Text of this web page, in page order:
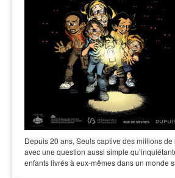
Depuis 20 ans, Seuls captive des millions
avec une question aussi simple
enfants livrés à eux-mêmes dans un monde